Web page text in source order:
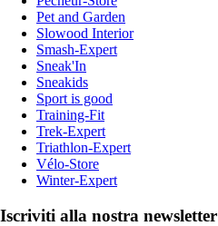
Pet and Garden
Slowood Interior
Smash-Expert
Sneak'In
Sneakids
Sport is good
Training-Fit
Trek-Expert
Triathlon-Expert
Vélo-Store
Winter-Expert
Iscriviti alla nostra newsletter